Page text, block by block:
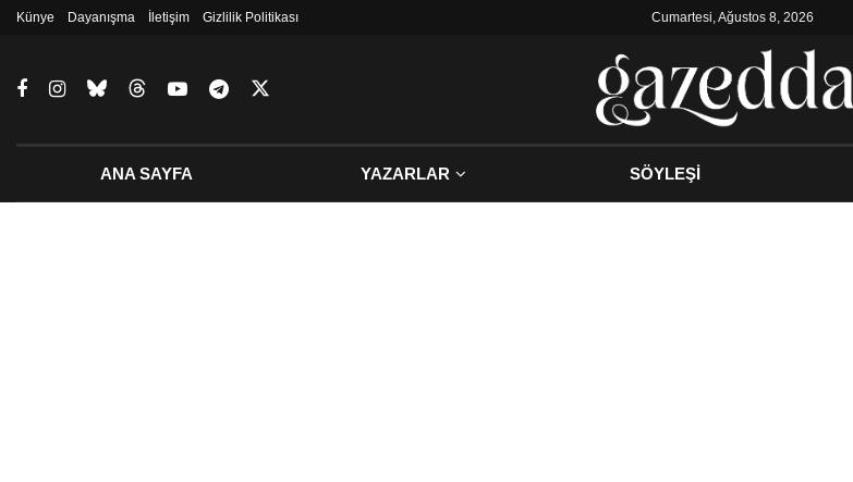
Künye Dayanışma İletişim Gizlilik Politikası Cumartesi, Ağustos 8, 2026
ANA SAYFA YAZARLAR SÖYLEŞİ